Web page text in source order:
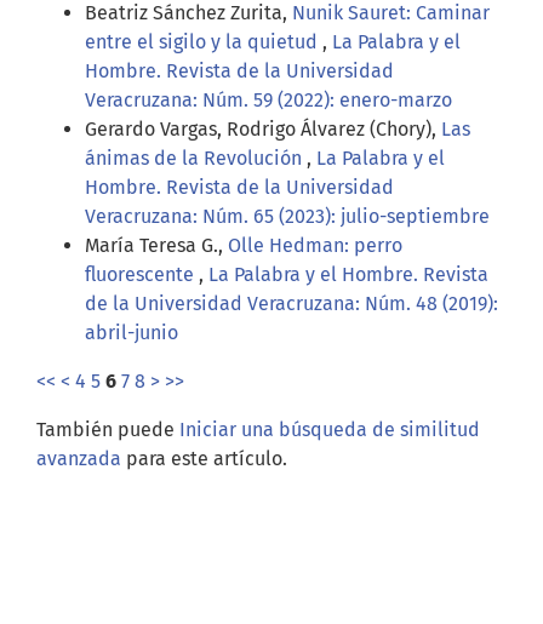
Beatriz Sánchez Zurita, Nunik Sauret: Caminar
entre el sigilo y la quietud , La Palabra y el
Hombre. Revista de la Universidad
Veracruzana: Núm. 59 (2022): enero-marzo
Gerardo Vargas, Rodrigo Álvarez (Chory), Las
ánimas de la Revolución , La Palabra y el
Hombre. Revista de la Universidad
Veracruzana: Núm. 65 (2023): julio-septiembre
María Teresa G., Olle Hedman: perro
fluorescente , La Palabra y el Hombre. Revista
de la Universidad Veracruzana: Núm. 48 (2019):
abril-junio
<< < 4 5 6 7 8 > >>
También puede Iniciar una búsqueda de similitud
avanzada para este artículo.